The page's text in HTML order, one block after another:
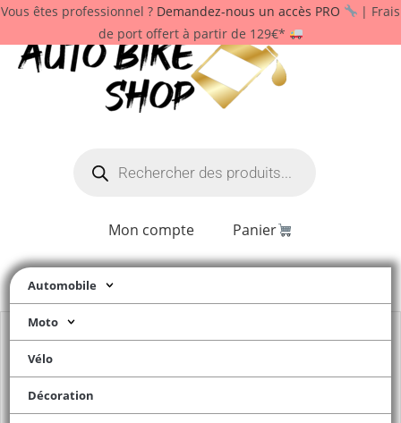
Vous êtes professionnel ? Demandez-nous un accès PRO
| Frais
de port offert à partir de 129€*
Mon compte Panier
Automobile
Moto
Vélo
Décoration